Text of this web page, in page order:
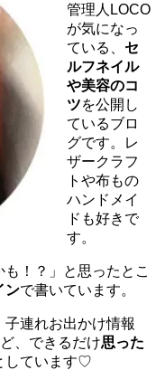
管理人LOCO
が気になっ
ている、 セ
ルフネイル
や美容のコ
ツを公開し
ているブロ
グです。レ
ザークラフ
トや布もの
ハンドメイ
ドも好きで
す。
！？」と思ったとこ
ンで書いています。
連れお出かけ情報
、できるだけ思った
しています♡